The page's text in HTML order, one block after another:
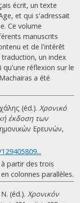
écrit, un texte
et qui s'adressait
Ce volume
manuscrits
et de l'intérêt
un index
réflexion sur le
a été
(éd.). Χρονικό
έκδοση των
Ερευνών,
partir des trois
colonnes parallèles.
(éd.). Χρονικόν